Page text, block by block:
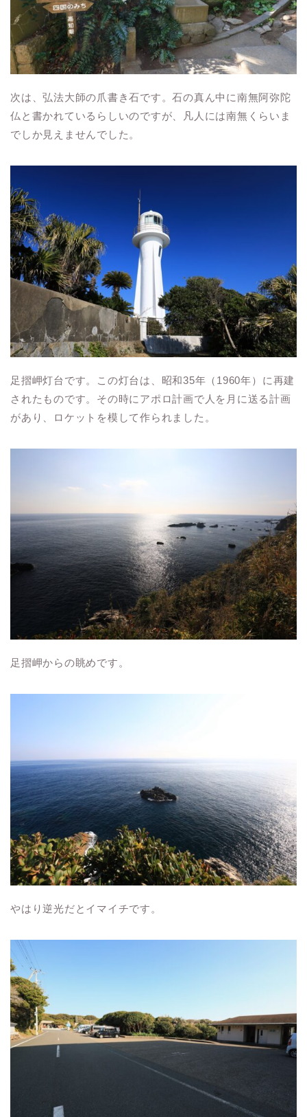
次は、弘法大師の爪書き石です。石の真ん中に南無阿弥陀
仏と書かれているらしいのですが、凡人には南無くらいま
でしか見えませんでした。
足摺岬灯台です。この灯台は、昭和35年（1960年）に再建
されたものです。その時にアポロ計画で人を月に送る計画
があり、ロケットを模して作られました。
足摺岬からの眺めです。
やはり逆光だとイマイチです。